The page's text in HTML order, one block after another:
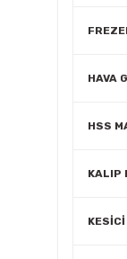
HAVA
HSS
KALIP